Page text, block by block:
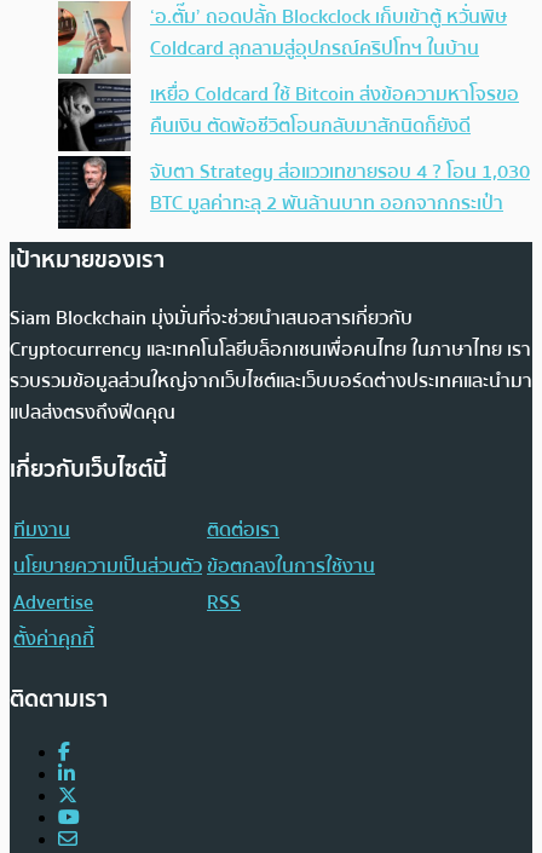
‘อ.ตั๊ม’ ถอดปลั้ก Blockclock เก็บเข้าตู้ หวั่นพิษ
Coldcard ลุกลามสู่อุปกรณ์คริปโทฯ ในบ้าน
เหยื่อ Coldcard ใช้ Bitcoin ส่งข้อความหาโจรขอ
คืนเงิน ตัดพ้อชีวิตโอนกลับมาสักนิดก็ยังดี
จับตา Strategy ส่อแววเทขายรอบ 4 ? โอน 1,030
BTC มูลค่าทะลุ 2 พันล้านบาท ออกจากกระเป๋า
เป้าหมายของเรา
Siam Blockchain มุ่งมั่นที่จะช่วยนำเสนอสารเกี่ยวกับ
Cryptocurrency และเทคโนโลยีบล็อกเชนเพื่อคนไทย ในภาษาไทย เรา
รวบรวมข้อมูลส่วนใหญ่จากเว็บไซต์และเว็บบอร์ดต่างประเทศและนำมา
แปลส่งตรงถึงฟีดคุณ
เกี่ยวกับเว็บไซต์นี้
ทีมงาน
ติดต่อเรา
นโยบายความเป็นส่วนตัวข้อตกลงในการใช้งาน
Advertise
RSS
ตั้งค่าคุกกี้
ติดตามเรา